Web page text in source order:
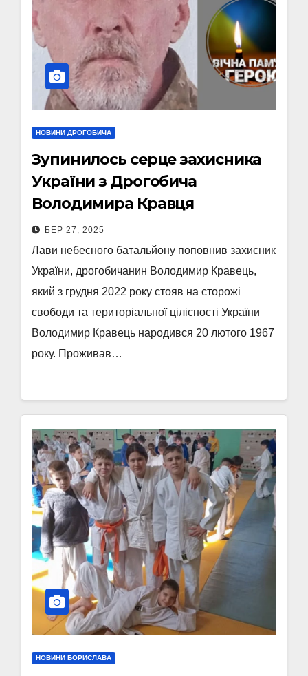
НОВИНИ ДРОГОБИЧА
Зупинилось серце захисника
України з Дрогобича
Володимира Кравця
БЕР 27, 2025
Лави небесного батальйону поповнив захисник
України, дрогобичанин Володимир Кравець,
який з грудня 2022 року стояв на сторожі
свободи та територіальної цілісності України
Володимир Кравець народився 20 лютого 1967
року. Проживав…
НОВИНИ БОРИСЛАВА